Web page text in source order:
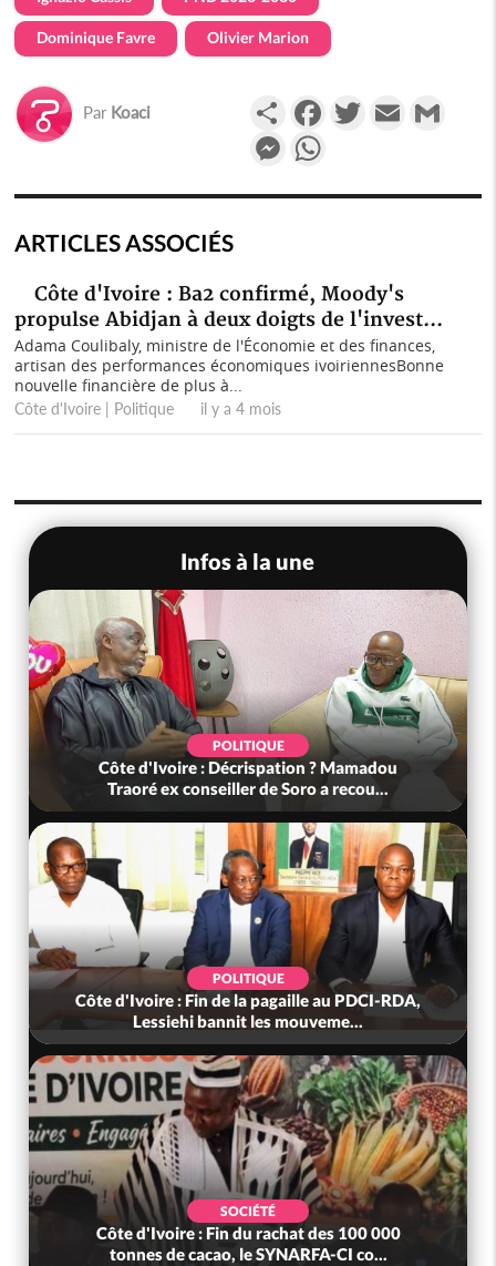
Dominique Favre Olivier Marion
Par Koaci PartagerFacebookTwitterEmail
Messenger
ARTICLES ASSOCIÉS
Côte d'Ivoire : Ba2 confirmé, Moody's
propulse Abidjan à deux doigts de l'invest...
Adama Coulibaly, ministre de l'Économie et des finances,
artisan des performances économiques ivoiriennesBonne
nouvelle financière de plus à...
Côte d'Ivoire | Politique il y a 4 mois
Infos à la une
POLITIQUE
Côte d'Ivoire : Violences tragiques à Kossandji
(Mé) ayant fait 03 morts, A...
SOCIÉTÉ
Côte d'Ivoire : « On ne veut pas mourir chez
nous », crient des habitants d...
POLITIQUE
Côte d'Ivoire : 23 milliards FCFA de la France
pour le métro d'Abidjan et l...